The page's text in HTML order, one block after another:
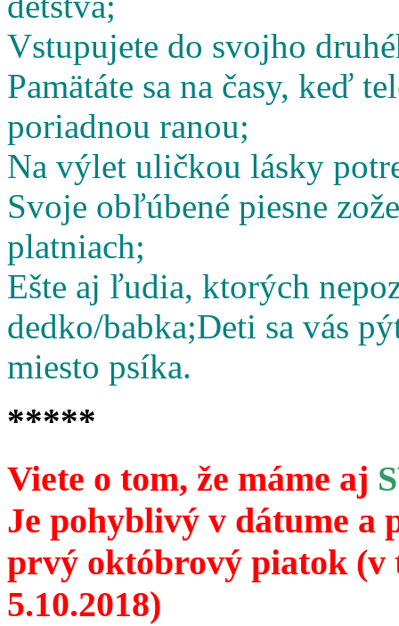
Vstupujete do svojho
Pamätáte sa na časy, keď
poriadnou ranou;
Na výlet uličkou lásky
Svoje obľúbené piesne
platniach;
Ešte aj ľudia, ktorých
dedko/babka;Deti sa vás
miesto psíka.
*****
Viete o tom, že máme aj
Je pohyblivý v dátume a
prvý októbrový piatok
5.10.2018)